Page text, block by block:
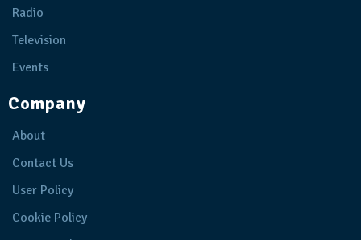
Radio
Television
Events
Company
About
Contact Us
User Policy
Cookie Policy